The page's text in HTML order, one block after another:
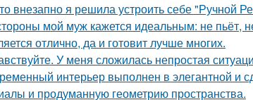
внезапно я решила устроить себе "Ручной
мой муж кажется идеальным: не пьёт,
отлично, да и готовит лучше многих.
У меня сложилась непростая
интерьер выполнен в элегантной и
и продуманную геометрию пространства.